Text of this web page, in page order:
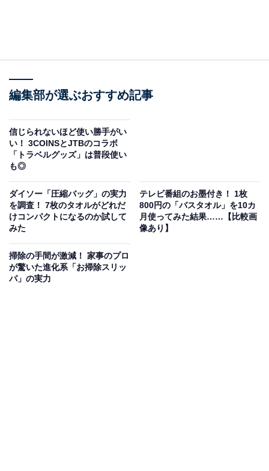
綿100％の生地でありながら、耐水圧は大雨にも耐えら
れる10000ミリメートル。表地の透湿度も20000グラム/
穴が広がりにくい加工もされているので、キャンプなど
での利用にも向いています。
編集部が選ぶおすすめ記事
信じられないほど使い勝手がい
い！ 3COINSとJTBのコラボ
「トラベルグッズ」は普段使い
も◎
ダイソー「圧縮バッグ」の実力
を調査！ 7枚のタオルがどれだ
けコンパクトになるのか試して
みた
テレビ番組のお墨付き！ 1枚
800円の「バスタオル」を10カ
月使ってみた結果……【比較画
像あり】
掃除の手間が激減！ 家事のプロ
が驚いた進化系「お掃除スリッ
パ」の実力